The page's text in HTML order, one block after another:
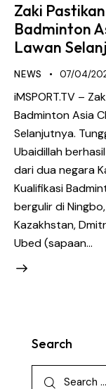
Zaki
Badminton
Lawan
NEWS 07/04/
iMSPORT.TV –
Badminton Asia
Selanjutnya.
Ubaidillah
dari dua negara
Kualifikasi
bergulir di
Kazakhstan,
Ubed (sapaan…
Search